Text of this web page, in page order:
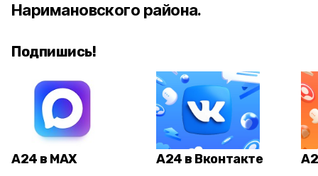
Наримановского района.
Подпишись!
А24 в MAX А24 в Вконтакте